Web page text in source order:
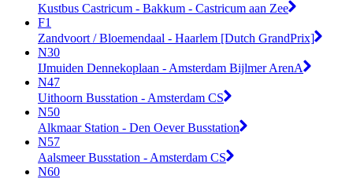
Kustbus Castricum - Bakkum - Castricum aan Zee
F1
Zandvoort / Bloemendaal - Haarlem [Dutch GrandPrix]
N30
IJmuiden Dennekoplaan - Amsterdam Bijlmer ArenA
N47
Uithoorn Busstation - Amsterdam CS
N50
Alkmaar Station - Den Oever Busstation
N57
Aalsmeer Busstation - Amsterdam CS
N60